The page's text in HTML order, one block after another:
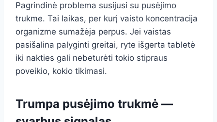
Pagrindinė problema susijusi su pusėjimo
trukme. Tai laikas, per kurį vaisto koncentracija
organizme sumažėja perpus. Jei vaistas
pasišalina palyginti greitai, ryte išgerta tabletė
iki nakties gali nebeturėti tokio stipraus
poveikio, kokio tikimasi.
Trumpa pusėjimo trukmė —